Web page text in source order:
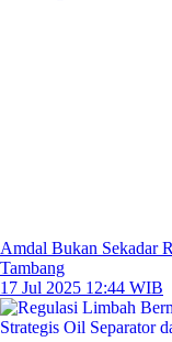
Amdal Bukan Sekadar
Tambang
17 Jul 2025 12:44 WIB